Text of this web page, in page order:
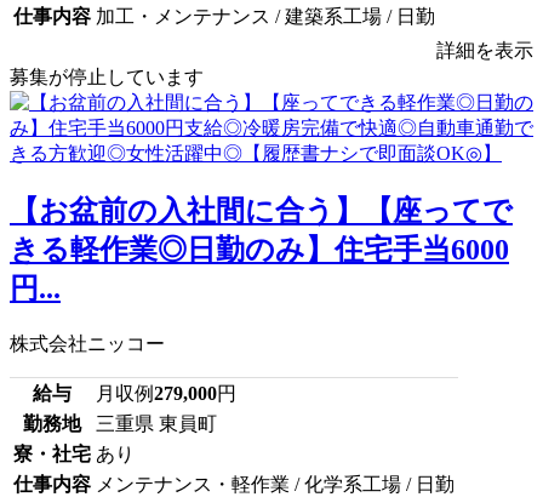
仕事内容 加工・メンテナンス / 建築系工場 / 日勤
詳細を表示
募集が停止しています
【お盆前の入社間に合う】【座ってで
きる軽作業◎日勤のみ】住宅手当6000
円...
株式会社ニッコー
給与 月収例279,000円
勤務地
三重県 東員町
寮・社宅 あり
仕事内容 メンテナンス・軽作業 / 化学系工場 / 日勤